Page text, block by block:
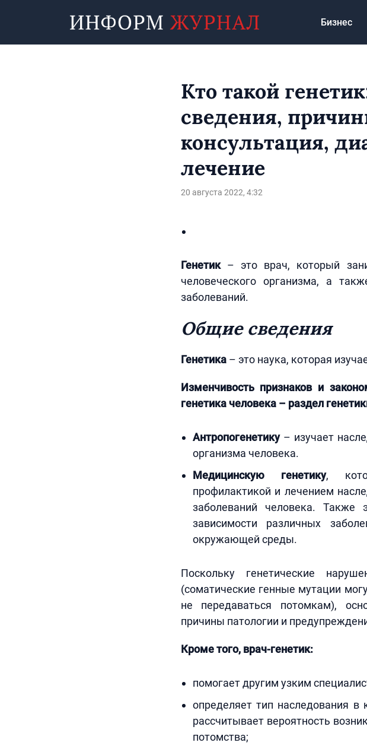
Бизнес
Кто такой
сведения,
консультация,
лечение
20 августа 2022, 4:32
Генетик– это врач, который
человеческого организма, а
заболеваний.
Общие сведения
Генетика– это наука, которая
Изменчивость признаков и
генетика человека – раздел
Антропогенетику– изучает
организма человека.
Медицинскую генетику,
профилактикой и лечением
заболеваний человека. Также
зависимости различных
окружающей среды.
Поскольку генетические
(соматические генные мутации
не передаваться потомкам),
причины патологии и
Кроме того, врач-генетик:
помогает другим узким
определяет тип наследования
рассчитывает вероятность
потомства;